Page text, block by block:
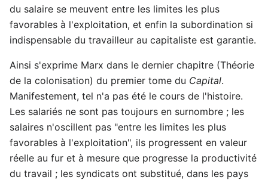
du salaire se meuvent entre les limites les plus
favorables à l'exploitation, et enfin la subordination si
indispensable du travailleur au capitaliste est garantie.
Ainsi s'exprime Marx dans le dernier chapitre (Théorie
de la colonisation) du premier tome du Capital.
Manifestement, tel n'a pas été le cours de l'histoire.
Les salariés ne sont pas toujours en surnombre ; les
salaires n'oscillent pas "entre les limites les plus
favorables à l'exploitation", ils progressent en valeur
réelle au fur et à mesure que progresse la productivité
du travail ; les syndicats ont substitué, dans les pays